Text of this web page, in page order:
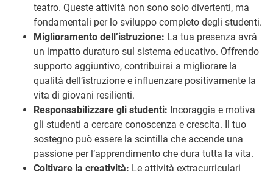
teatro. Queste attività non sono solo divertenti, ma
fondamentali per lo sviluppo completo degli studenti.
Miglioramento dell’istruzione: La tua presenza avrà
un impatto duraturo sul sistema educativo. Offrendo
supporto aggiuntivo, contribuirai a migliorare la
qualità dell’istruzione e influenzare positivamente la
vita di giovani resilienti.
Responsabilizzare gli studenti: Incoraggia e motiva
gli studenti a cercare conoscenza e crescita. Il tuo
sostegno può essere la scintilla che accende una
passione per l’apprendimento che dura tutta la vita.
Coltivare la creatività: Le attività extracurriculari